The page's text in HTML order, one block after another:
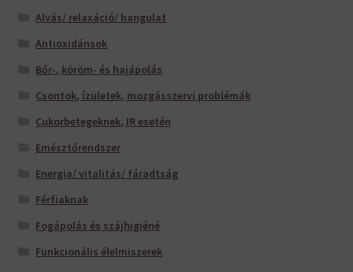
Alvás/ relaxáció/ hangulat
Antioxidánsok
Bőr-, köröm- és hajápolás
Csontok, ízületek, mozgásszervi problémák
Cukorbetegeknek, IR esetén
Emésztőrendszer
Energia/ vitalitás/ fáradtság
Férfiaknak
Fogápolás és szájhigiéné
Funkcionális élelmiszerek